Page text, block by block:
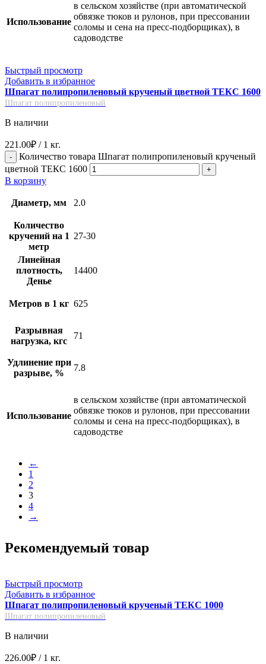
Использование
в сельском хозяйстве (при автоматической
обвязке тюков и рулонов, при прессовании
соломы и сена на пресс-подборщиках), в
садоводстве
Быстрый просмотр
Добавить в избранное
Шпагат полипропиленовый крученый цветной ТЕКС 1600
Шпагат полипропиленовый
В наличии
221.00₽ / 1 кг.
Количество товара Шпагат полипропиленовый крученый
цветной ТЕКС 1600
В корзину
Диаметр, мм 2.0
Количество
кручений на 1
метр
27-30
Линейная
плотность,
Денье
14400
Метров в 1 кг 625
Разрывная
нагрузка, кгс
71
Удлинение при
разрыве, %
7.8
Использование
в сельском хозяйстве (при автоматической
обвязке тюков и рулонов, при прессовании
соломы и сена на пресс-подборщиках), в
садоводстве
←
1
2
3
4
→
Рекомендуемый товар
Быстрый просмотр
Добавить в избранное
Шпагат полипропиленовый крученый ТЕКС 1000
Шпагат полипропиленовый
В наличии
226.00₽ / 1 кг.